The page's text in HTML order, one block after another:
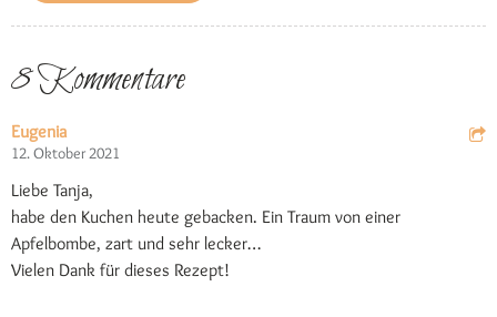
8 Kommentare
Eugenia
12. Oktober 2021
Liebe Tanja,
habe den Kuchen heute gebacken. Ein Traum von einer
Apfelbombe, zart und sehr lecker…
Vielen Dank für dieses Rezept!